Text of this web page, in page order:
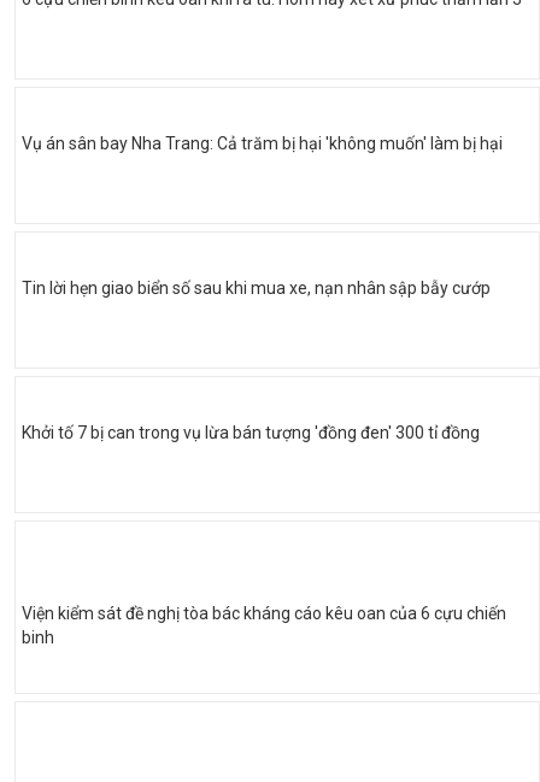
Vụ án sân bay Nha Trang: Cả trăm bị hại 'không muốn' làm bị hại
Tin lời hẹn giao biển số sau khi mua xe, nạn nhân sập bẫy cướp
Khởi tố 7 bị can trong vụ lừa bán tượng 'đồng đen' 300 tỉ đồng
Viện kiểm sát đề nghị tòa bác kháng cáo kêu oan của 6 cựu chiến
binh